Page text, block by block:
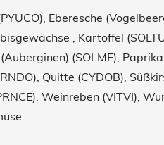
Eberesche
, Kartoffel
(SOLME),
Quitte (CYDOB),
Weinreben (VITVI),